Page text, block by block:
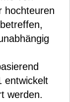
hochteuren
entwickelt
werden.